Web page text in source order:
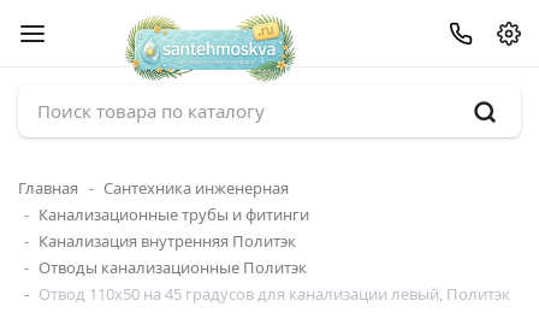
Главная
Сантехника инженерная
Канализационные трубы и фитинги
Канализация внутренняя Политэк
Отводы канализационные Политэк
Отвод 110х50 на 45 градусов для канализации левый, Политэк